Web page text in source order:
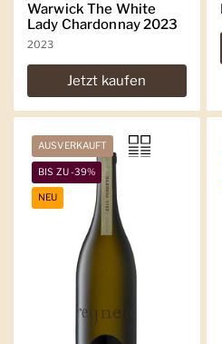
Warwick The White
Lady Chardonnay 2023
2023
Jetzt kaufen
AUSVERKAUFT
BIS ZU -39%
NEU